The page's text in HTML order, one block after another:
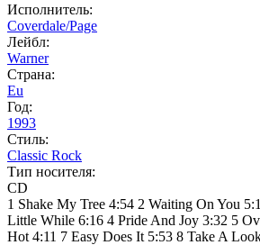
Исполнитель:
Coverdale/Page
Лейбл:
Warner
Страна:
Eu
Год:
1993
Стиль:
Classic Rock
Тип носителя:
CD
1 Shake My Tree 4:54 2 Waiting On You
Little While 6:16 4 Pride And Joy 3:32 5
Hot 4:11 7 Easy Does It 5:53 8 Take A